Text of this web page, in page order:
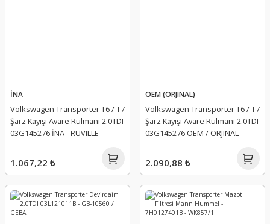
İNA
Volkswagen Transporter T6 / T7
Şarz Kayışı Avare Rulmanı 2.0TDI
03G145276 İNA - RUVILLE
1.067,22 ₺
OEM (ORJINAL)
Volkswagen Transporter T6 / T7
Şarz Kayışı Avare Rulmanı 2.0TDI
03G145276 OEM / ORJINAL
2.090,88 ₺